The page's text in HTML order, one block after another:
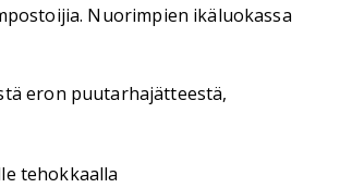
Nuorimpien ikäluokassa
eron puutarhajätteestä,
tehokkaalla